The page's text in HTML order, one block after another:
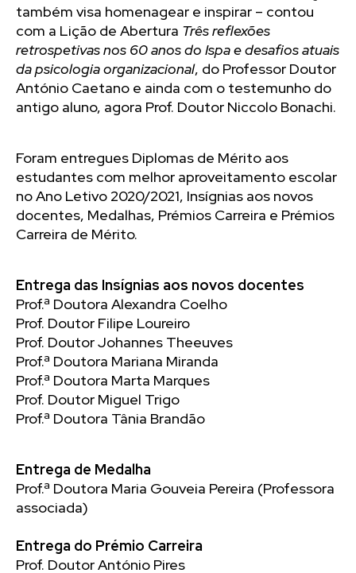
também visa homenagear e inspirar – contou
com a Lição de Abertura Três reflexões
retrospetivas nos 60 anos do Ispa e desafios atuais
da psicologia organizacional, do Professor Doutor
António Caetano e ainda com o testemunho do
antigo aluno, agora Prof. Doutor Niccolo Bonachi.
Foram entregues Diplomas de Mérito aos
estudantes com melhor aproveitamento escolar
no Ano Letivo 2020/2021, Insígnias aos novos
docentes, Medalhas, Prémios Carreira e Prémios
Carreira de Mérito.
Entrega das Insígnias aos novos docentes
Prof.ª Doutora Alexandra Coelho
Prof. Doutor Filipe Loureiro
Prof. Doutor Johannes Theeuves
Prof.ª Doutora Mariana Miranda
Prof.ª Doutora Marta Marques
Prof. Doutor Miguel Trigo
Prof.ª Doutora Tânia Brandão
Entrega de Medalha
Prof.ª Doutora Maria Gouveia Pereira (Professora
associada)
Entrega do Prémio Carreira
Prof. Doutor António Pires